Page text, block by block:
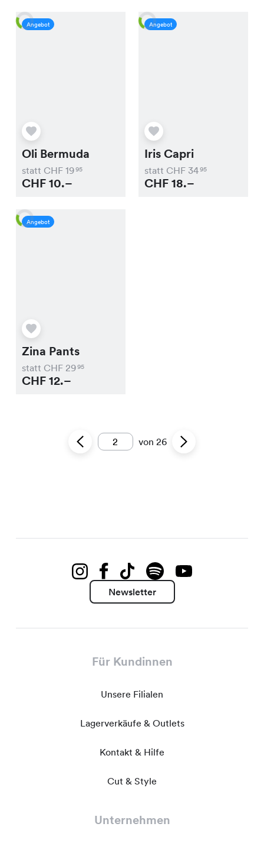
Angebot
Oli Bermuda
statt CHF 1995
CHF10.–
Angebot
Iris Capri
statt CHF 3495
CHF18.–
Angebot
Zina Pants
statt CHF 2995
CHF12.–
von 26
Newsletter
Für Kundinnen
Unsere Filialen
Lagerverkäufe & Outlets
Kontakt & Hilfe
Cut & Style
Unternehmen